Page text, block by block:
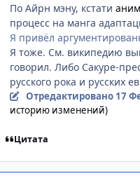
По Айрн мэну, кстати
процесс на манга
Я привёл
Я тоже. См. википедию
говорил. Либо Сакуре-
русского рока и русских
Отредактировано 17
историю изменений)
Цитата